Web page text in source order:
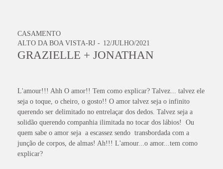
CASAMENTO
ALTO DA BOA VISTA-RJ
12/JULHO/2021
GRAZIELLE + JONATHAN
L'amour!!! Ahh O amor!! Tem como explicar? Talvez... talvez ele
seja o toque, o cheiro, o gosto!! O amor talvez seja o infinito
querendo ser delimitado no entrelaçar dos dedos. Talvez seja a
solidão querendo companhia ilimitada no tocar dos lábios! Ou
quem sabe o amor seja a escassez sendo transbordada com a
junção de corpos, de almas! Ah!!! L'amour...o amor...tem como
explicar?